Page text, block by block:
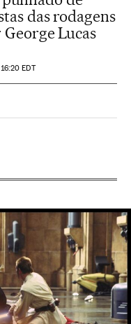
das rodagens
Lucas
EDT